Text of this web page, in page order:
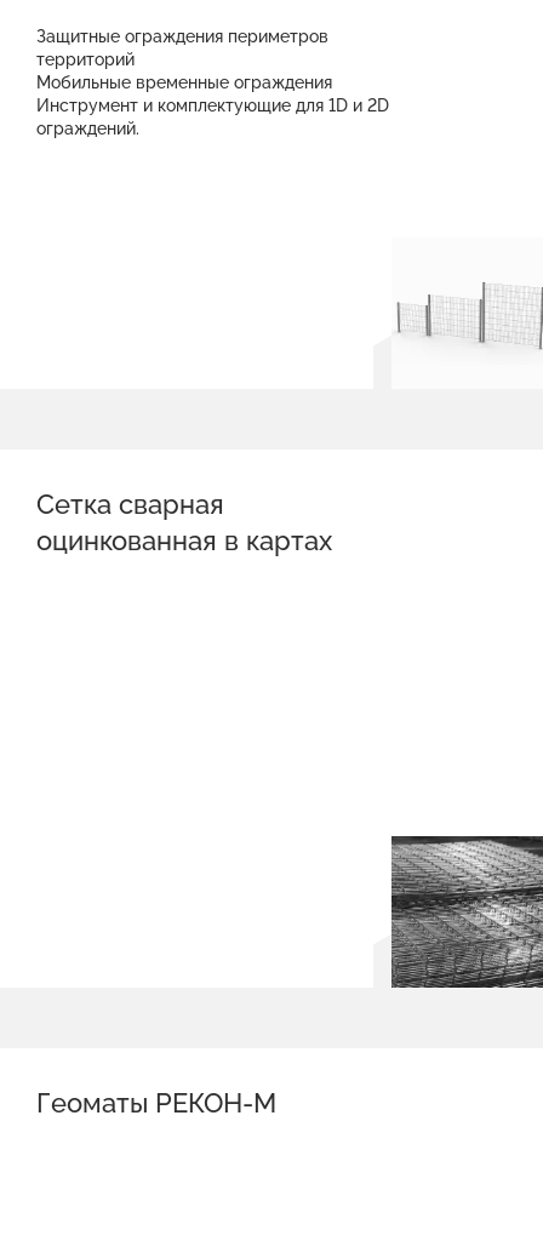
Защитные ограждения периметров
территорий
Мобильные временные ограждения
Инструмент и комплектующие для 1D и 2D
ограждений.
Сетка сварная
оцинкованная в картах
Геоматы РЕКОН-М